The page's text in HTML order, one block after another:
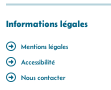
Informations légales
Mentions légales
Accessibilité
Nous contacter